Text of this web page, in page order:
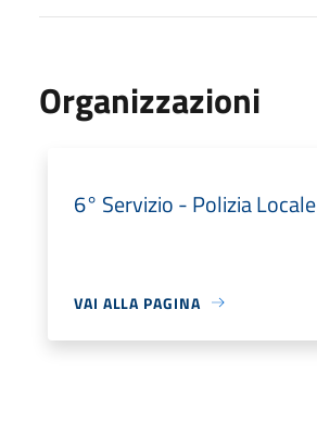
Organizzazioni
6° Servizio - Polizia Locale
VAI ALLA PAGINA